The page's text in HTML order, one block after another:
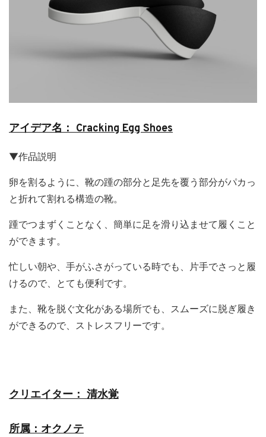
アイデア名： Cracking Egg Shoes
▼作品説明
卵を割るように、靴の踵の部分と足先を覆う部分がパカっ
と折れて割れる構造の靴。
踵でつまずくことなく、簡単に足を滑り込ませて履くこと
ができます。
忙しい朝や、手がふさがっている時でも、片手でさっと履
けるので、とても便利です。
また、靴を脱ぐ文化がある場所でも、スムーズに脱ぎ履き
ができるので、ストレスフリーです。
クリエイター： 清水覚
所属：オクノテ